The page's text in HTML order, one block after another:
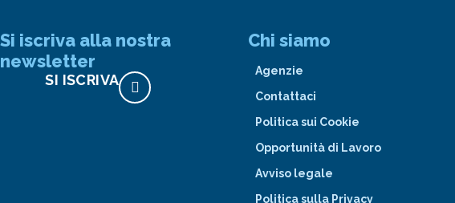
Si iscriva alla nostra
newsletter
SI ISCRIVA
Chi siamo
Agenzie
Contattaci
Politica sui Cookie
Opportunità di Lavoro
Avviso legale
Politica sulla Privacy